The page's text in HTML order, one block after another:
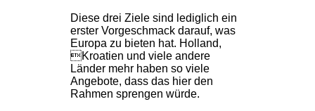
Diese drei Ziele sind lediglich ein
erster Vorgeschmack darauf, was
Europa zu bieten hat. Holland,
Kroatien und viele andere
Länder mehr haben so viele
Angebote, dass das hier den
Rahmen sprengen würde.